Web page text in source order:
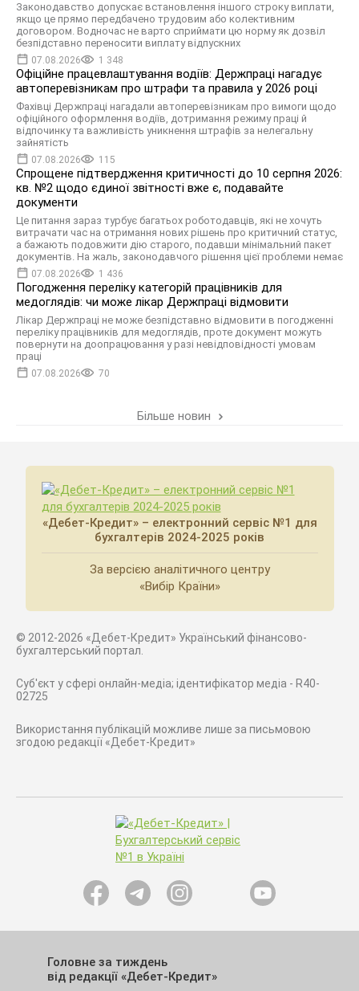
Законодавство допускає встановлення іншого строку виплати,
якщо це прямо передбачено трудовим або колективним
договором. Водночас не варто сприймати цю норму як дозвіл
безпідставно переносити виплату відпускних
07.08.2026 1 348
Офіційне працевлаштування водіїв: Держпраці нагадує
автоперевізникам про штрафи та правила у 2026 році
Фахівці Держпраці нагадали автоперевізникам про вимоги щодо
офіційного оформлення водіїв, дотримання режиму праці й
відпочинку та важливість уникнення штрафів за нелегальну
зайнятість
07.08.2026 115
Спрощене підтвердження критичності до 10 серпня 2026:
кв. №2 щодо єдиної звітності вже є, подавайте
документи
Це питання зараз турбує багатьох роботодавців, які не хочуть
витрачати час на отримання нових рішень про критичний статус,
а бажають подовжити дію старого, подавши мінімальний пакет
документів. На жаль, законодавчого рішення цієї проблеми немає
07.08.2026 1 436
Погодження переліку категорій працівників для
медоглядів: чи може лікар Держпраці відмовити
Лікар Держпраці не може безпідставно відмовити в погодженні
переліку працівників для медоглядів, проте документ можуть
повернути на доопрацювання у разі невідповідності умовам
праці
07.08.2026 70
Більше новин
«Дебет-Кредит» – електронний сервіс №1 для
бухгалтерів 2024-2025 років
За версією аналітичного центру
«Вибір Країни»
© 2012-2026 «Дебет-Кредит» Український фінансово-
бухгалтерський портал.
Суб'єкт у сфері онлайн-медіа; ідентифікатор медіа - R40-
02725
Використання публікацій можливе лише за письмовою
згодою редакції «Дебет-Кредит»
Головне за тиждень
від редакції «Дебет-Кредит»